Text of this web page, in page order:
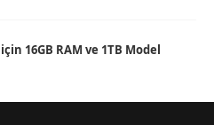
16GB RAM ve 1TB Model